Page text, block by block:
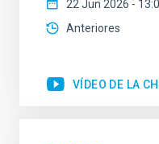
22 Jun 2026 -
Anteriores
VÍDEO DE LA